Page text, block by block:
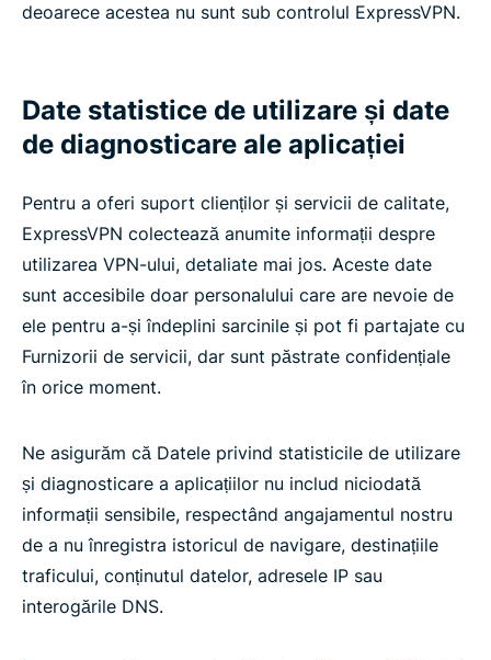
deoarece acestea nu sunt sub controlul ExpressVPN.
Date statistice de utilizare și date
de diagnosticare ale aplicației
Pentru a oferi suport clienților și servicii de calitate,
ExpressVPN colectează anumite informații despre
utilizarea VPN-ului, detaliate mai jos. Aceste date
sunt accesibile doar personalului care are nevoie de
ele pentru a-și îndeplini sarcinile și pot fi partajate cu
Furnizorii de servicii, dar sunt păstrate confidențiale
în orice moment.
Ne asigurăm că Datele privind statisticile de utilizare
și diagnosticare a aplicațiilor nu includ niciodată
informații sensibile, respectând angajamentul nostru
de a nu înregistra istoricul de navigare, destinațiile
traficului, conținutul datelor, adresele IP sau
interogările DNS.